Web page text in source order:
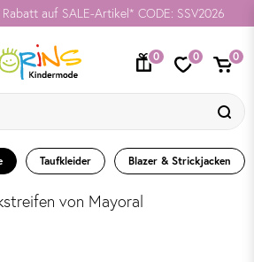
auf SALE-Artikel* CODE: SSV2026
0 0 0
Taufkleider Blazer & Strickjacken
von Mayoral